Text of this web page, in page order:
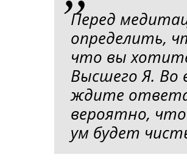
Перед
определить,
что вы
Высшего Я. Во
ждите
вероятно,
ум будет